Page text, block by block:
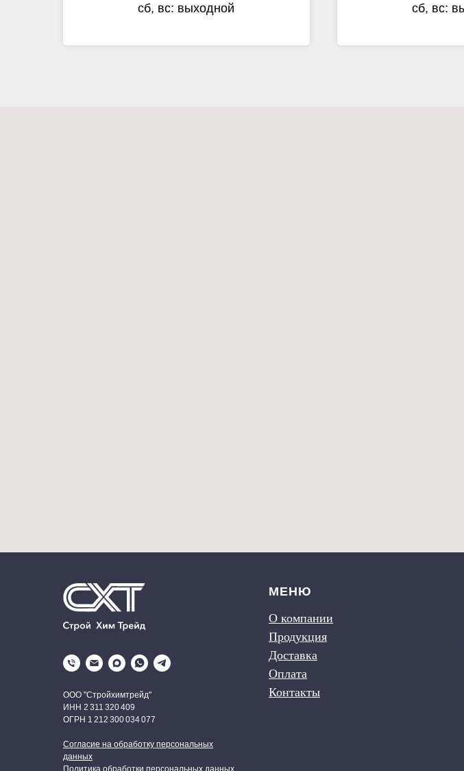
сб, вс: выходной
сб, вс:
ООО "Стройхимтрейд"
ИНН 2 311 320 409
ОГРН 1 212 300 034 077
Согласие на обработку персональных
данных
МЕНЮ
О компании
Продукция
Доставка
Оплата
Контакты